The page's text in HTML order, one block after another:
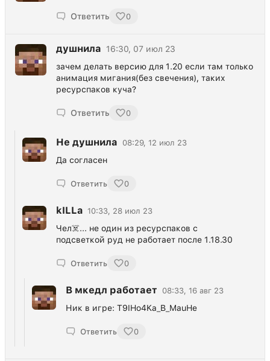
Ответить 0
душнила
16:30, 07 июл 23
зачем делать версию для 1.20 если там только
анимация мигания(без свечения), таких
ресурспаков куча?
Ответить 0
Не душнила 08:29, 12 июл 23
Да согласен
Ответить 0
kILLa 10:33, 28 июл 23
Чел☠️... не один из ресурспаков с
подсветкой руд не работает после 1.18.30
Ответить 0
В мкедл работает 08:33, 16 авг 23
Ник в игре: T9IHo4Ka_B_MauHe
Ответить 0